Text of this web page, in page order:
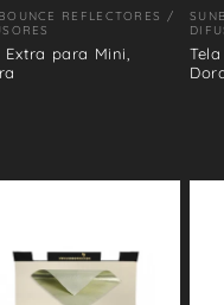
REFLECTORES /
Extra para Mini,